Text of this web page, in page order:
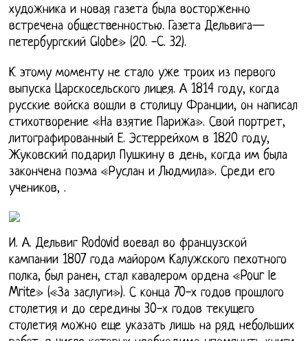
художника и новая газета была восторженно
встречена общественностью. Газета Дельвига—
петербургский Globe» (20. -C. 32).
К этому моменту не стало уже троих из первого
выпуска Царскосельского лицея. А 1814 году, когда
русские войска вошли в столицу Франции, он написал
стихотворение «На взятие Парижа». Свой портрет,
литографированный Е. Эстеррейхом в 1820 году,
Жуковский подарил Пушкину в день, когда им была
закончена поэма «Руслан и Людмила». Среди его
учеников, .
И. А. Дельвиг Rodovid воевал во французской
кампании 1807 года майором Калужского пехотного
полка, был ранен, стал кавалером ордена «Pour le
Mrite» («За заслуги»). С конца 70-х годов прошлого
столетия и до середины 30-х годов текущего
столетия можно еще указать лишь на ряд небольших